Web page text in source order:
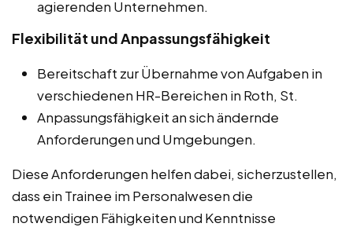
agierenden Unternehmen.
Flexibilität und Anpassungsfähigkeit
Bereitschaft zur Übernahme von Aufgaben in
verschiedenen HR-Bereichen in Roth, St.
Anpassungsfähigkeit an sich ändernde
Anforderungen und Umgebungen.
Diese Anforderungen helfen dabei, sicherzustellen,
dass ein Trainee im Personalwesen die
notwendigen Fähigkeiten und Kenntnisse